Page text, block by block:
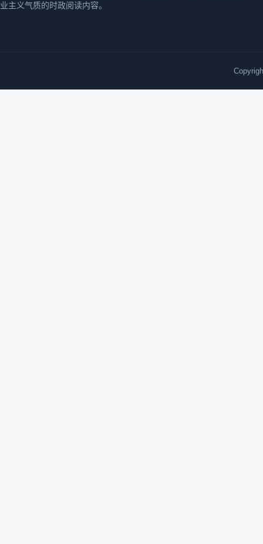
业主义气质的时政阅读内容。